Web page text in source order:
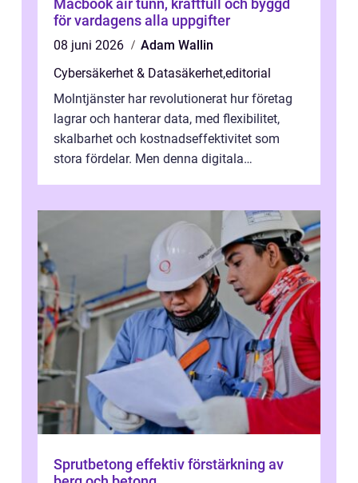
Macbook air tunn, kraftfull och byggd
för vardagens alla uppgifter
08 juni 2026
Adam Wallin
Cybersäkerhet & Datasäkerhet,editorial
Molntjänster har revolutionerat hur företag
lagrar och hanterar data, med flexibilitet,
skalbarhet och kostnadseffektivitet som
stora fördelar. Men denna digitala
Sprutbetong effektiv förstärkning av